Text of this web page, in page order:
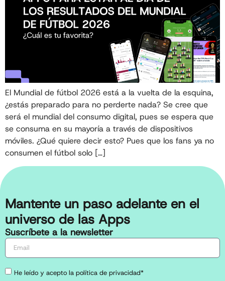
El Mundial de fútbol 2026 está a la vuelta de la esquina,
¿estás preparado para no perderte nada? Se cree que
será el mundial del consumo digital, pues se espera que
se consuma en su mayoría a través de dispositivos
móviles. ¿Qué quiere decir esto? Pues que los fans ya no
consumen el fútbol solo […]
Mantente un paso adelante en el
universo de las Apps
Suscríbete a la newsletter
He leído y acepto la política de privacidad*